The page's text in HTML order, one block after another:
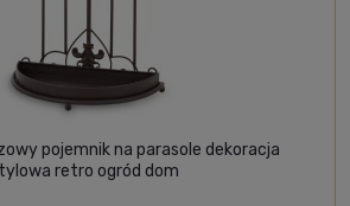
pojemnik na parasole dekoracja
retro ogród dom